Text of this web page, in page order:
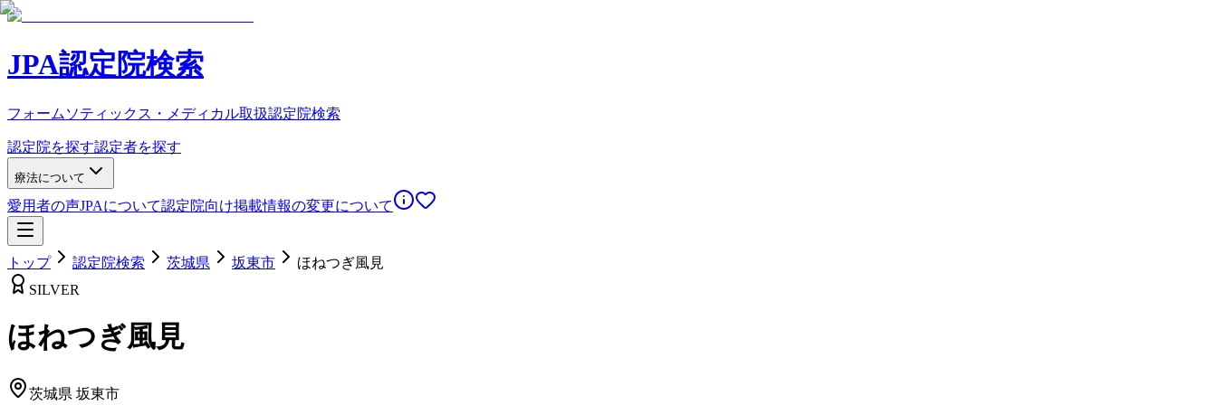
JPA認定院検索
フォームソティックス・メディカル取扱認定院検索
認定院を探す認定者を探す
療法について
愛用者の声JPAについて認定院向け掲載情報の変更について
トップ 認定院検索 茨城県 坂東市
ほねつぎ風見
SILVER
ほねつぎ風見
茨城県 坂東市